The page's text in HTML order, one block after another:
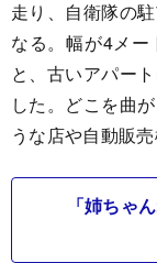
走り、自衛隊の
なる。幅が4メ
と、古いアパー
した。どこを曲
うな店や自動販売
「姉ちゃ